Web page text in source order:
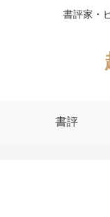
書評家・
書評